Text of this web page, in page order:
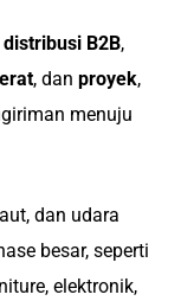
distribusi B2B,
, dan proyek,
menuju
dan udara
besar, seperti
elektronik,